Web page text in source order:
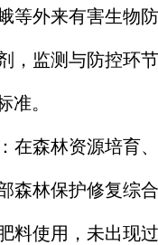
等外来有害生物
，监测与防控环
准。
在森林资源培育
森林保护修复综
料使用，未出现过